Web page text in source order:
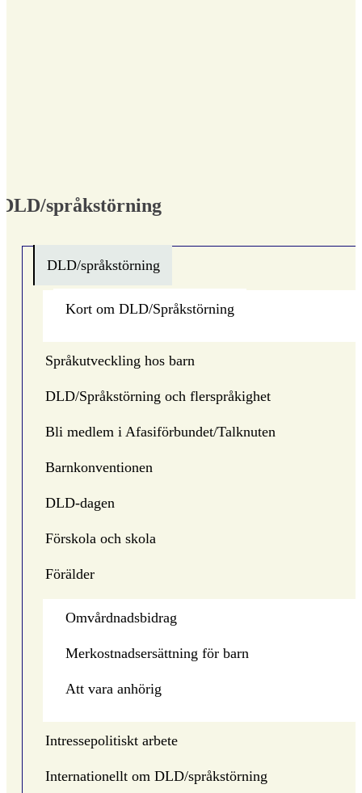
DLD/språkstörning
DLD/språkstörning
Kort om DLD/Språkstörning
Språkutveckling hos barn
DLD/Språkstörning och flerspråkighet
Bli medlem i Afasiförbundet/Talknuten
Barnkonventionen
DLD-dagen
Förskola och skola
Förälder
Omvårdnadsbidrag
Merkostnadsersättning för barn
Att vara anhörig
Intressepolitiskt arbete
Internationellt om DLD/språkstörning